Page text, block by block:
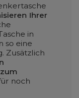
Ihrer
in
so eine
Zusätzlich
noch